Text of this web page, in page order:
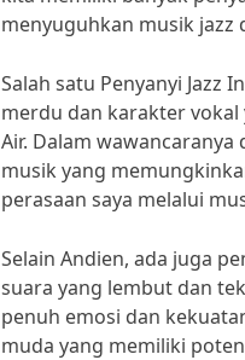
menyuguhkan musik jazz
Salah satu Penyanyi Jazz
merdu dan karakter
Air. Dalam
musik yang
perasaan saya melalui
Selain Andien, ada juga
suara yang lembut dan
penuh emosi dan
muda yang memiliki